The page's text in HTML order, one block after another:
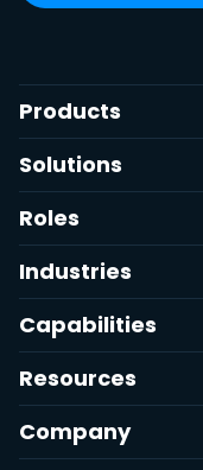
Products
Solutions
Roles
Industries
Capabilities
Resources
Company